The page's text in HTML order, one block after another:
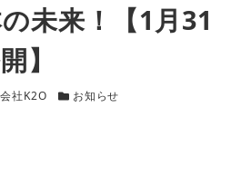
未来！【1月31
】
社K2O カテゴリー
お知らせ